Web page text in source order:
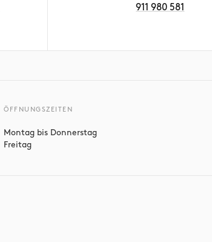
911 980 581
ÖFFNUNGSZEITEN
Montag bis Donnerstag
Freitag